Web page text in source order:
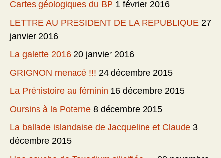
Cartes géologiques du BP 1 février 2016
LETTRE AU PRESIDENT DE LA REPUBLIQUE 27
janvier 2016
La galette 2016 20 janvier 2016
GRIGNON menacé !!! 24 décembre 2015
La Préhistoire au féminin 16 décembre 2015
Oursins à la Poterne 8 décembre 2015
La ballade islandaise de Jacqueline et Claude 3
décembre 2015